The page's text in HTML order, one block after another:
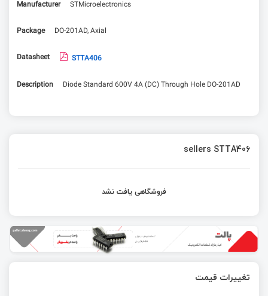
Manufacturer
STMicroelectronics
Package DO-201AD, Axial
Datasheet STTA406
Description Diode Standard 600V 4A (DC) Through Hole DO-201AD
sellers STTA406
فروشگاهی یافت نشد
تغییرات قیمت